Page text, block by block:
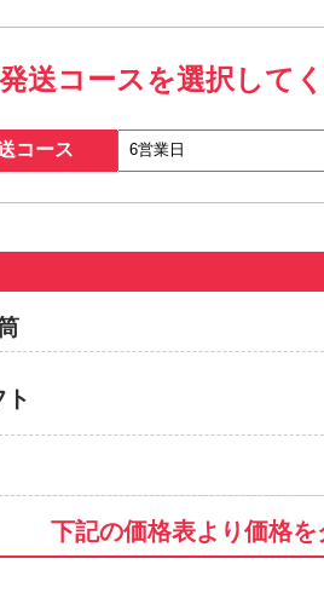
送コースを選択して
コース
ト
下記の価格表より価格